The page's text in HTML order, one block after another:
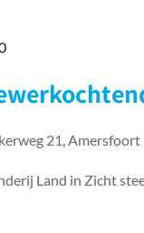
21, Amersfoort
Land in Zicht